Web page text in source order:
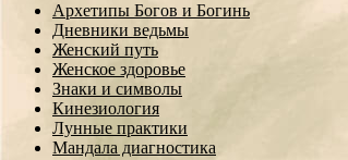
Архетипы Богов и Богинь
Дневники ведьмы
Женский путь
Женское здоровье
Знаки и символы
Кинезиология
Лунные практики
Мандала диагностика